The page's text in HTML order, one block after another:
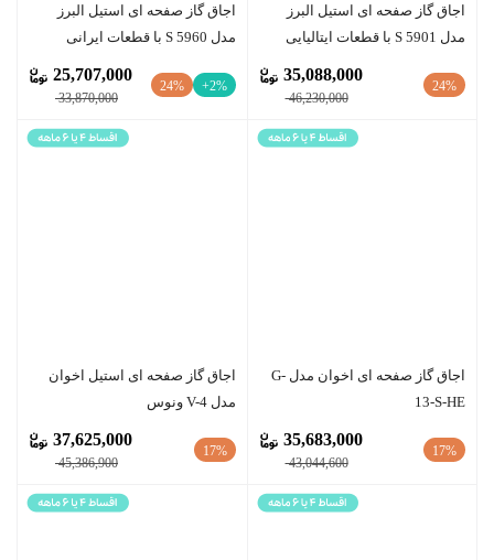
اجاق گاز صفحه ای استیل البرز
مدل S 5901 با قطعات ایتالیایی
24%
46,230,000
35,088,000
اجاق گاز صفحه ای استیل البرز
مدل S 5960 با قطعات ایرانی
24% +2%
33,870,000
25,707,000
اجاق گاز صفحه ای اخوان مدل G-
13-S-HE
17%
43,044,600
35,683,000
اجاق گاز صفحه ای استیل اخوان
مدل V-4 ونوس
17%
45,386,900
37,625,000